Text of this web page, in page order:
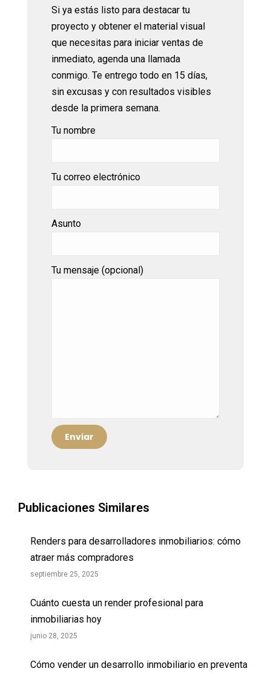
Si ya estás listo para destacar tu
proyecto y obtener el material visual
que necesitas para iniciar ventas de
inmediato, agenda una llamada
conmigo. Te entrego todo en 15 días,
sin excusas y con resultados visibles
desde la primera semana.
Tu nombre
Tu correo electrónico
Asunto
Tu mensaje (opcional)
Publicaciones Similares
Renders para desarrolladores inmobiliarios: cómo
atraer más compradores
septiembre 25, 2025
Cuánto cuesta un render profesional para
inmobiliarias hoy
junio 28, 2025
Cómo vender un desarrollo inmobiliario en preventa